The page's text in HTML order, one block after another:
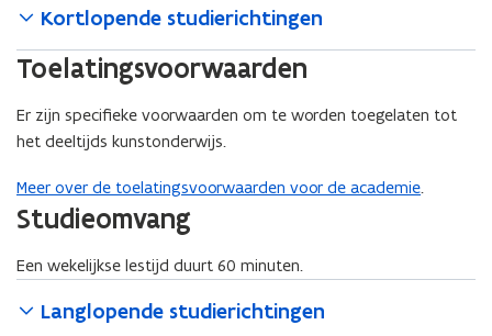
Kortlopende studierichtingen
Toelatingsvoorwaarden
Er zijn specifieke voorwaarden om te worden toegelaten tot
het deeltijds kunstonderwijs.
Meer over de toelatingsvoorwaarden voor de academie.
Studieomvang
Een wekelijkse lestijd duurt 60 minuten.
Langlopende studierichtingen